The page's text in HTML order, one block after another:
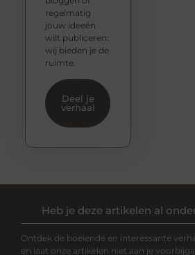
regelmatig
jouw ideeën
wilt publiceren:
wij bieden je de
ruimte.
Deel je
verhaal
Heb je deze artikelen al
Ontdek de boeiende en interessante
en laat onze artikelen niet aan je